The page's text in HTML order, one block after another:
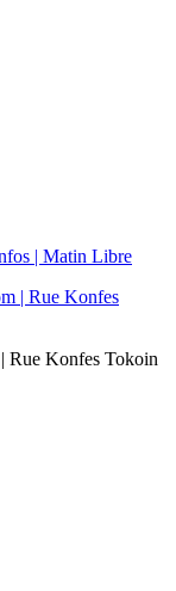
| Matin Libre
Rue Konfes Tokoin